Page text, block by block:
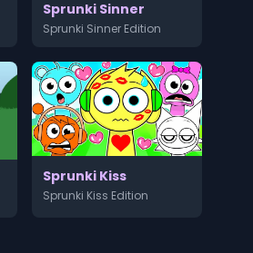
Sprunki Sinner
Sprunki Sinner Edition
Sprunki Kiss
Sprunki Kiss Edition